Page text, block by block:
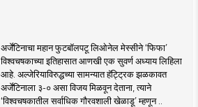
अर्जेंटिनाचा महान फुटबॉलपटू लिओनेल मेस्सीने ‘फिफा’
विश्वचषकाच्या इतिहासात आणखी एक सुवर्ण अध्याय लिहिला
आहे. अल्जेरियाविरुद्धच्या सामन्यात हॅट्ट्रिक झळकावत
अर्जेंटिनाला ३-० असा विजय मिळवून देताना, त्याने
‘विश्वचषकातील सर्वाधिक गौरवशाली खेळाडू’ म्हणून ..